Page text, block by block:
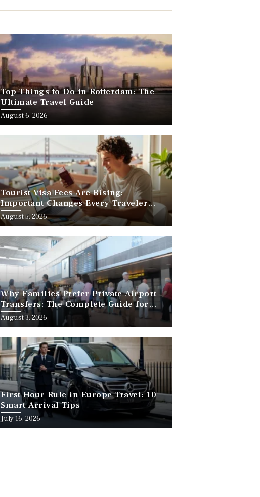
Top Things to Do in Rotterdam: The
Ultimate Travel Guide
August 6, 2026
Tourist Visa Fees Are Rising:
Important Changes Every Traveler
Should Know
August 5, 2026
Why Families Prefer Private Airport
Transfers: The Complete Guide for
Stress-Free Family Travel
August 3, 2026
First Hour Rule in Europe Travel: 10
Smart Arrival Tips
July 16, 2026